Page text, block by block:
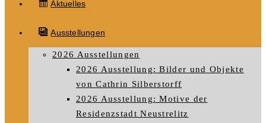
Aktuelles
Ausstellungen
2026 Ausstellungen
2026 Ausstellung: Bilder und Objekte
von Cathrin Silberstorff
2026 Ausstellung: Motive der
Residenzstadt Neustrelitz